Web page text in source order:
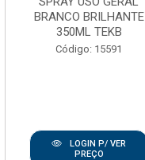
BRANCO BRILHANTE
350ML TEKB
Código: 15591
LOGIN P/ VER
PREÇO